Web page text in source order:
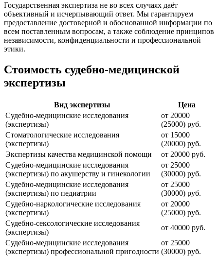
Государственная экспертиза не во всех случаях даёт
объективный и исчерпывающий ответ. Мы гарантируем
предоставление достоверной и обоснованной информации по
всем поставленным вопросам, а также соблюдение принципов
независимости, конфиденциальности и профессиональной
этики.
Стоимость судебно-медицинской
экспертизы
Вид экспертизы
Цена
Судебно-медицинские исследования
(экспертизы)
от 20000
(25000) руб.
Стоматологические исследования
(экспертизы)
от 15000
(20000) руб.
Экспертизы качества медицинской помощи
от 20000 руб.
Судебно-медицинские исследования
(экспертизы) по акушерству и гинекологии
от 25000
(30000) руб.
Судебно-медицинские исследования
(экспертизы) по педиатрии
от 25000
(30000) руб.
Судебно-наркологические исследования
(экспертизы)
от 20000
(25000) руб.
Судебно-сексологические исследования
(экспертизы)
от 40000 руб.
Судебно-медицинские исследования
(экспертизы) профессиональной пригодности
от 25000
(30000) руб.